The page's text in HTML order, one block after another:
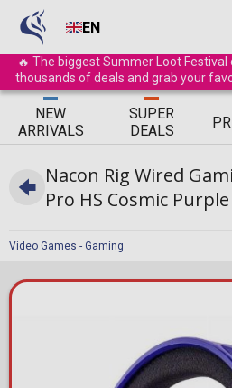
EN
🔥 The biggest Summer Loot
thousands of deals and grab your
ΝEW
ARRIVALS
SUPER
DEALS
Video Games - Gaming
Nacon Rig Wired
Pro HS Cosmic Purple